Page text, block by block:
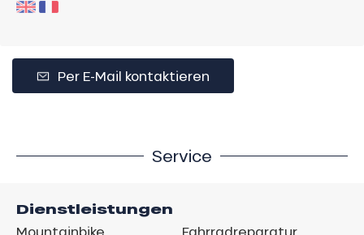
Per E-Mail kontaktieren
Service
Dienstleistungen